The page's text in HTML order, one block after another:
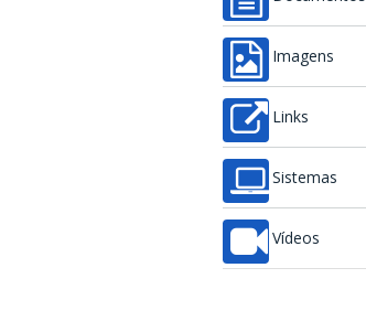
Imagens
Links
Sistemas
Vídeos